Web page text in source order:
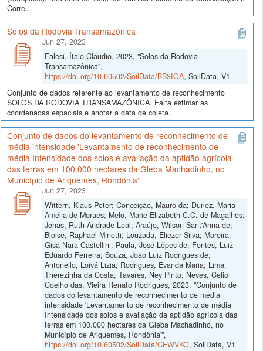
Corre...
Solos da Rodovia Transamazônica
Jun 27, 2023
Falesi, Ítalo Cláudio, 2023, "Solos da Rodovia
Transamazônica",
https://doi.org/10.60502/SoilData/BB3IOA, SoilData, V1
Conjunto de dados referente ao levantamento de reconhecimento
SOLOS DA RODOVIA TRANSAMAZÔNICA. Falta estimar as
coordenadas espaciais e anotar a data de coleta.
Conjunto de dados do levantamento de reconhecimento de
média intensidade 'Levantamento de reconhecimento de
média Intensidade dos solos e avaliação da aptidão agrícola
das terras em 100.000 hectares da Gleba Machadinho, no
Município de Ariquemes, Rondônia'
Jun 27, 2023
Wittern, Klaus Peter; Conceição, Mauro da; Duriez, Maria
Amélia de Moraes; Melo, Marie Elizabeth C.C. de Magalhẽs;
Johas, Ruth Andrade Leal; Araújo, Wilson Sant'Anna de;
Bloise, Raphael Minotti; Louzada, Eliezer Silva; Moreira,
Gisa Nara Castellini; Paula, José Lôpes de; Fontes, Luiz
Eduardo Ferreira; Souza, João Luiz Rodrigues de;
Antonello, Loivá Lizia; Rodrigues, Evanda Maria; Lima,
Therezinha da Costa; Tavares, Ney Pinto; Neves, Celio
Coelho das; Vieira Renato Rodrigues, 2023, "Conjunto de
dados do levantamento de reconhecimento de média
intensidade 'Levantamento de reconhecimento de média
Intensidade dos solos e avaliação da aptidão agrícola das
terras em 100.000 hectares da Gleba Machadinho, no
Município de Ariquemes, Rondônia'",
https://doi.org/10.60502/SoilData/CEWVKO, SoilData, V1